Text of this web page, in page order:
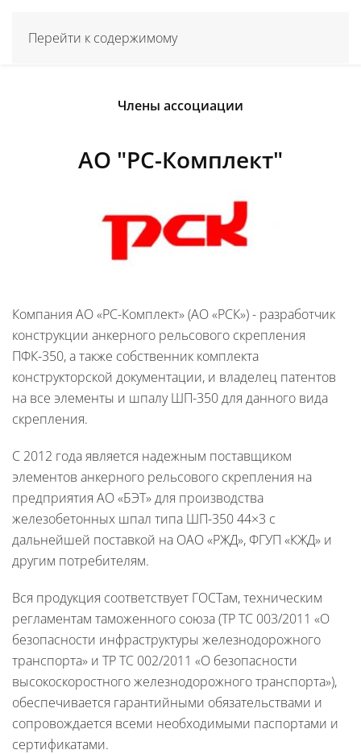
Перейти к содержимому
Члены ассоциации
АО "РС-Комплект"
Компания АО «РС-Комплект» (АО «РСК») - разработчик
конструкции анкерного рельсового скрепления
ПФК-350, а также собственник комплекта
конструкторской документации, и владелец патентов
на все элементы и шпалу ШП-350 для данного вида
скрепления.
С 2012 года является надежным поставщиком
элементов анкерного рельсового скрепления на
предприятия АО «БЭТ» для производства
железобетонных шпал типа ШП-350 44×3 с
дальнейшей поставкой на ОАО «РЖД», ФГУП «КЖД» и
другим потребителям.
Вся продукция соответствует ГОСТам, техническим
регламентам таможенного союза (ТР ТС 003/2011 «О
безопасности инфраструктуры железнодорожного
транспорта» и ТР ТС 002/2011 «О безопасности
высокоскоростного железнодорожного транспорта»),
обеспечивается гарантийными обязательствами и
сопровождается всеми необходимыми паспортами и
сертификатами.